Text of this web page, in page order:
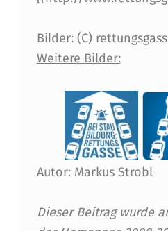
L
S
A
E
Bilder: (C)
Weitere Bilder:
Autor: Markus Strobl
Dieser Beitrag wurde